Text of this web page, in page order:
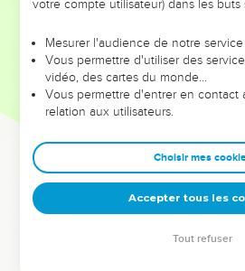
leur foi ou leur vision. Mais on voit
et les saisons difficiles qu'ils ont
sont elles qui les ont
Dans cette conférence, leaders,
clés pour avancer avec plus de
deviennent vos tremplins. Que vous
équipe, un groupe ou une famille,
pour vous.
votre compte utilisateur) dans les buts
Mesurer l'audience de notre service
Vous permettre d'utiliser des
vidéo, des cartes du monde…
Vous permettre d'entrer en contact
relation aux utilisateurs.
Choisir mes
Accepter tous les
Tout refuser